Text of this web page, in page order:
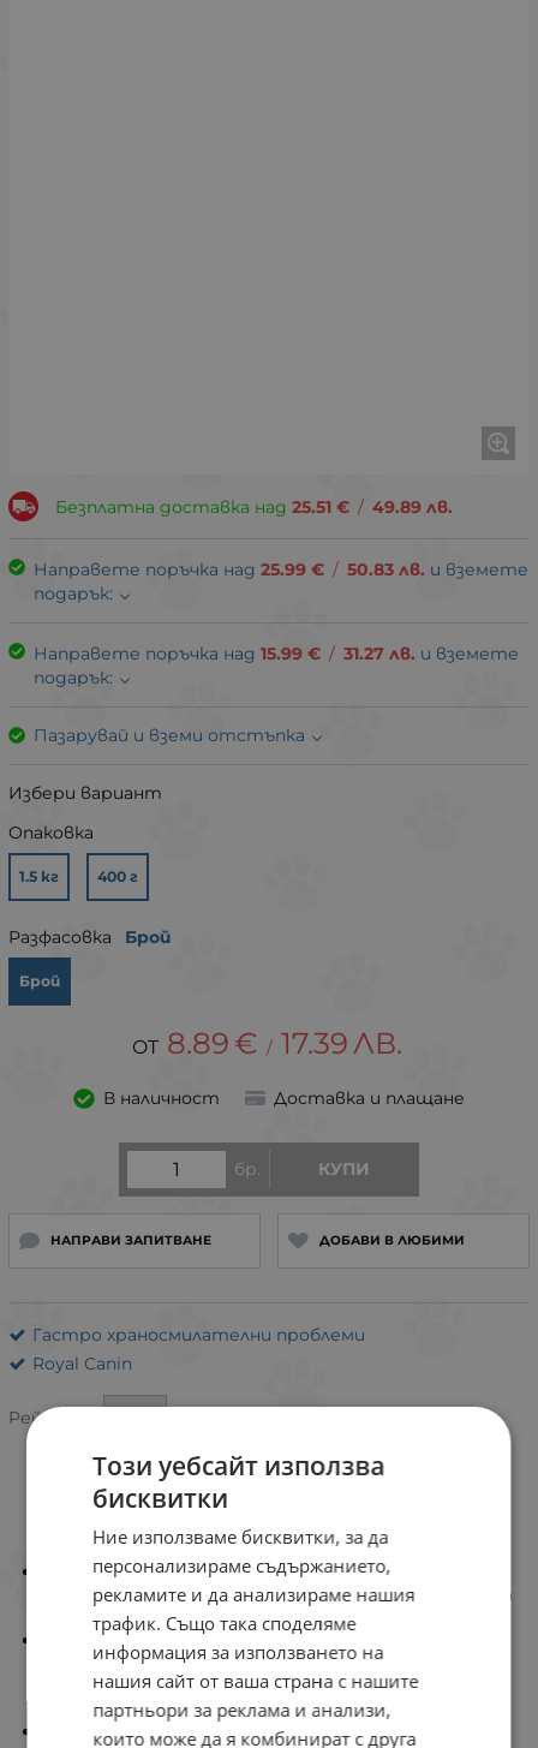
Безплатна доставка над 25.51 € / 49.89 лв.
Направете поръчка над 25.99 € / 50.83 лв. и вземете
подарък:
Направете поръчка над 15.99 € / 31.27 лв. и вземете
подарък:
Пазарувай и вземи отстъпка
Избери вариант
Опаковка
1.5 кг 400 г
Разфасовка Брой
Брой
8.89 € / 17.39 ЛВ.
В наличност Доставка и плащане
бр. КУПИ
НАПРАВИ ЗАПИТВАНЕ ДОБАВИ В ЛЮБИМИ
Гастро храносмилателни проблеми
Royal Canin
Рейтинг:
ИНФОРМАЦИЯ
СЕЛЕКТИРАН ПРОТЕИН
Ограничен брой източници на протеини помага за
намаляване риска от хранителни алергии.
КОЖНА БАРИЕРА
Формулата е създадена да подпомага
естествената защитна бариера на кожата за
оптимално здраве на кожата.
ЗДРАВА ХРАНОСМИЛАТЕЛНА СИСТЕМА
Този уебсайт използва
бисквитки
Ние използваме бисквитки, за да
персонализираме съдържанието,
рекламите и да анализираме нашия
трафик. Също така споделяме
информация за използването на
нашия сайт от ваша страна с нашите
партньори за реклама и анализи,
които може да я комбинират с друга